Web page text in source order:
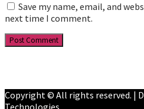
Save my name, email, and
next time I comment.
Copyright © All rights reserved. |